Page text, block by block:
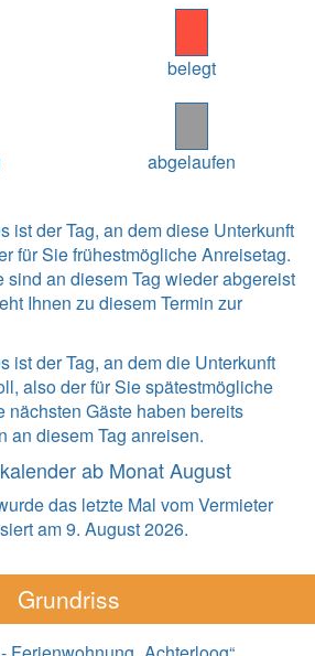
belegt
abgelaufen
ist der Tag, an dem diese Unterkunft
für Sie frühestmögliche Anreisetag.
sind an diesem Tag wieder abgereist
Ihnen zu diesem Termin zur
ist der Tag, an dem die Unterkunft
also der für Sie spätestmögliche
nächsten Gäste haben bereits
an diesem Tag anreisen.
ab Monat August
das letzte Mal vom Vermieter
am 9. August 2026.
Grundriss